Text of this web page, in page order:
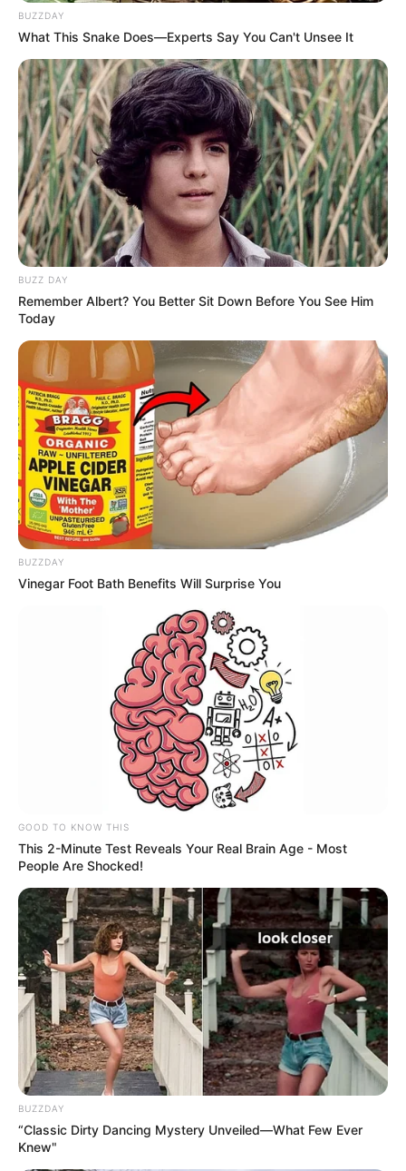
BUZZDAY
What This Snake Does—Experts Say You Can't Unsee It
BUZZ DAY
Remember Albert? You Better Sit Down Before You See Him
Today
BUZZDAY
Vinegar Foot Bath Benefits Will Surprise You
GOOD TO KNOW THIS
This 2-Minute Test Reveals Your Real Brain Age - Most
People Are Shocked!
BUZZDAY
“Classic Dirty Dancing Mystery Unveiled—What Few Ever
Knew"